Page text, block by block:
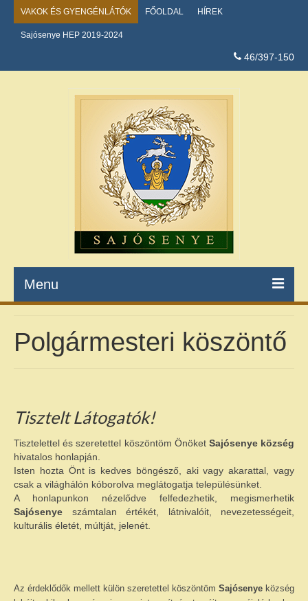
VAKOK ÉS GYENGÉNLÁTÓK FŐOLDAL HÍREK
Sajósenye HEP 2019-2024
46/397-150
Menu
Földrajzi jellemzők
Sajósenye község Önkormányzata
Polgármesteri Hivatal
Közérdekű adatok
Közérdekű adatok – Tevékenységre,
Polgármesteri köszöntő
Tisztelt Látogatók!
Tisztelettel és szeretettel köszöntöm Önöket Sajósenye község
hivatalos honlapján.
Isten hozta Önt is kedves böngésző, aki vagy akarattal, vagy
csak a világhálón kóborolva meglátogatja településünket.
A honlapunkon nézelődve felfedezhetik, megismerhetik
Sajósenye számtalan értékét, látnivalóit, nevezetességeit,
kulturális életét, múltját, jelenét.
Az érdeklődők mellett külön szeretettel köszöntöm Sajósenye község